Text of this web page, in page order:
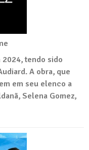
2024, tendo sido
A obra, que
em seu elenco a
Selena Gomez,